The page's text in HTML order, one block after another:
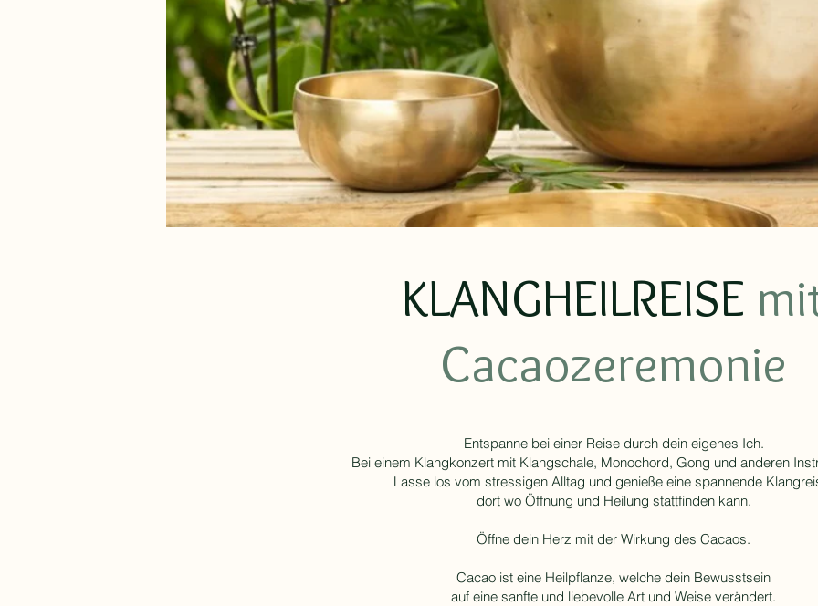
KLANGHEILREISE
Cacaozeremonie
Entspanne bei einer Reise durch dein eigenes Ich.
Bei einem Klangkonzert mit Klangschale, Monochord, Gong und anderen
Lasse los vom stressigen Alltag und genieße eine spannende
dort wo Öffnung und Heilung stattfinden kann.
Öffne dein Herz mit der Wirkung des Cacaos.
Cacao ist eine Heilpflanze, welche dein Bewusstsein
auf eine sanfte und liebevolle Art und Weise verändert.